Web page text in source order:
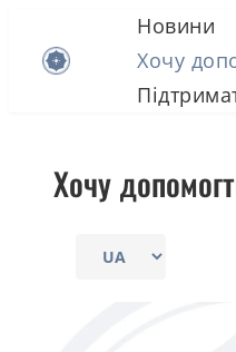
Новини
Хочу
Хочу
Choose